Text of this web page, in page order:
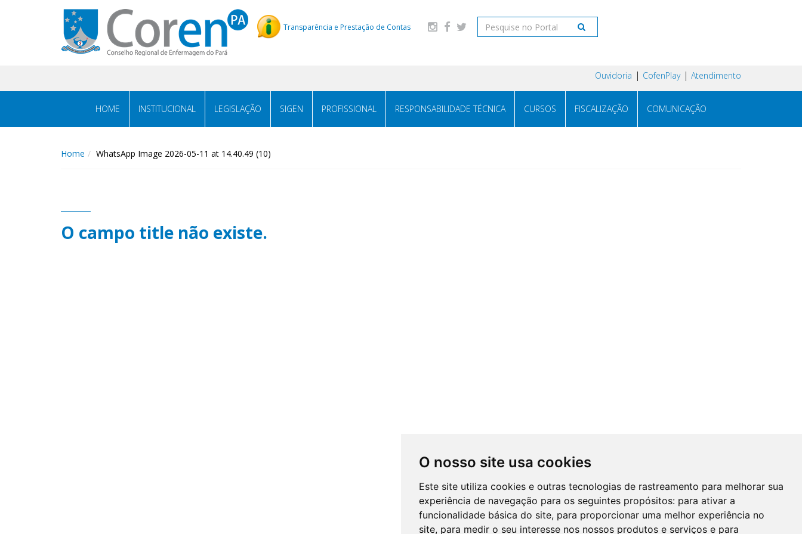
O nosso site usa cookies
Este site utiliza cookies e outras tecnologias de rastreamento para melhorar sua
experiência de navegação para os seguintes propósitos: para ativar a
funcionalidade básica do site, para proporcionar uma melhor experiência no
site, para medir o seu interesse nos nossos produtos e serviços e para
Transparência e Prestação de Contas
Ouvidoria CofenPlay Atendimento
HOME INSTITUCIONAL LEGISLAÇÃO SIGEN PROFISSIONAL RESPONSABILIDADE TÉCNICA CURSOS FISCALIZAÇÃO COMUNICAÇÃO
Home WhatsApp Image 2026-05-11 at 14.40.49 (10)
O campo title não existe.